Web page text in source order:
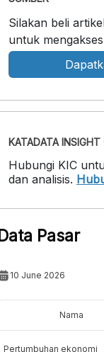
Silakan beli
untuk
KATADATA INSIGHT
Hubungi KIC
dan analisis.
Data Pasar
10 June 2026
Nama
Pertumbuhan ekonomi